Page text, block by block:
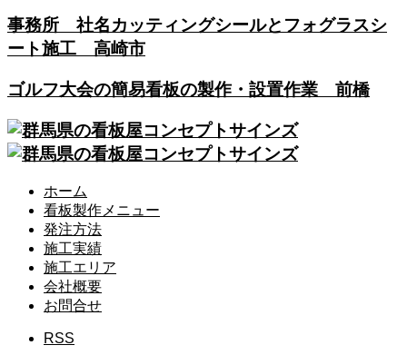
事務所 社名カッティングシールとフォグラスシ
ート施工 高崎市
ゴルフ大会の簡易看板の製作・設置作業 前橋
ホーム
看板製作メニュー
発注方法
施工実績
施工エリア
会社概要
お問合せ
RSS